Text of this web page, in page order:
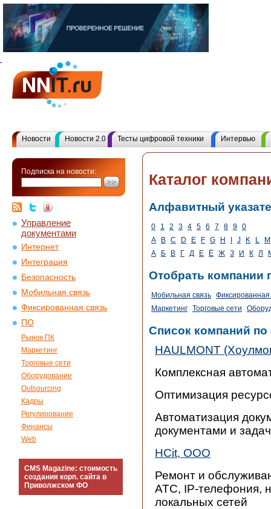
Новости Новости 2.0 Тесты цифровой техники Интервью
Подписка на новости:
Управление
документами
Интернет
Интеграция
Безопасность
Мобильная связь
Фиксированная связь
ПО
Рынок ПК
Маркетинг
Торговые сети
Оборудование
Outsourcing
Кадры
Регулирование
Финансы
Web
CMS Magazine: стоимость
создания корп. сайта в
Приволжском ФО
Каталог
Алфавитный
0 1 2 3 4 5 6 7 8 9 0
A
B C D E F G H J K L
M
А
Б В Г Д Е Ё Ж З И К Л
Отобрать компании
Мобильная связь Фиксированная
Маркетинг Торговые сети
Список компаний
HAULMONT
Комплексная
Оптимизация
Автоматизация
документами и
HCit, ООО
Ремонт и
АТС, IP-телефония,
локальных сетей